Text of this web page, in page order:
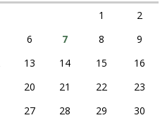
1
2
6 7 8
9
13 14 15
16
20 21 22
23
27 28 29
30